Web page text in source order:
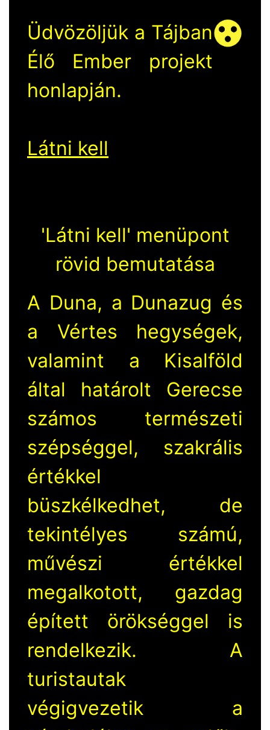
Üdvözöljük a Tájban
Élő Ember projekt
honlapján.
Látni kell
'Látni kell' menüpont
rövid bemutatása
A Duna, a Dunazug és
a Vértes hegységek,
valamint a Kisalföld
által határolt Gerecse
számos természeti
szépséggel, szakrális
értékkel
büszkélkedhet, de
tekintélyes számú,
művészi értékkel
megalkotott, gazdag
épített örökséggel is
rendelkezik. A
turistautak
végigvezetik a